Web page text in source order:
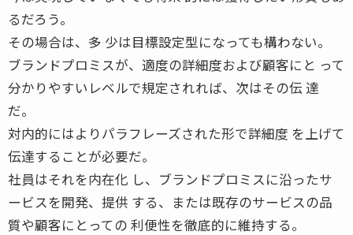
るだろう。
その場合は、多 少は目標設定型になっても構わない。
ブランドプロミスが、適度の詳細度および顧客にと って
分かりやすいレベルで規定されれば、次はその伝 達
だ。
対内的にはよりパラフレーズされた形で詳細度 を上げて
伝達することが必要だ。
社員はそれを内在化 し、ブランドプロミスに沿ったサ
ービスを開発、提供 する、または既存のサービスの品
質や顧客にとっての 利便性を徹底的に維持する。